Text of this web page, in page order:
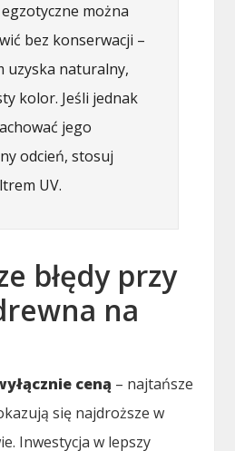
można
bez konserwacji –
uzyska naturalny,
kolor. Jeśli jednak
jego
odcień, stosuj
UV.
błędy przy
na
ceną – najtańsze
się najdroższe w
Inwestycja w lepszy